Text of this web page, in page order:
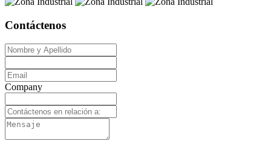
Contáctenos
Company